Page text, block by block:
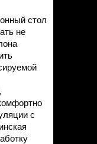
стол
не
с